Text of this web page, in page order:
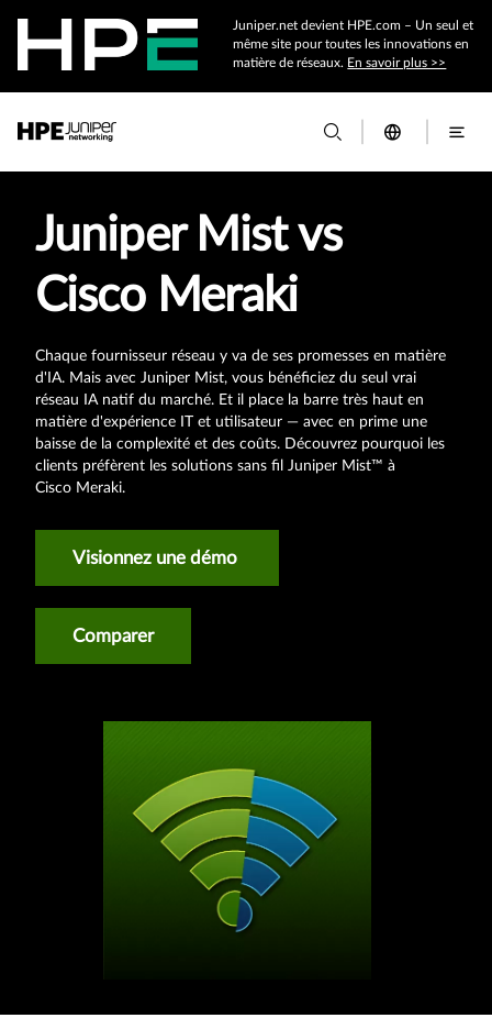
Juniper.net devient HPE.com – Un seul et
même site pour toutes les innovations en
matière de réseaux. En savoir plus >>
Juniper Mist vs
Cisco Meraki
Chaque fournisseur réseau y va de ses promesses en matière
d'IA. Mais avec Juniper Mist, vous bénéficiez du seul vrai
réseau IA natif du marché. Et il place la barre très haut en
matière d'expérience IT et utilisateur — avec en prime une
baisse de la complexité et des coûts. Découvrez pourquoi les
clients préfèrent les solutions sans fil Juniper Mist™ à
Cisco Meraki.
Visionnez une démo
Comparer